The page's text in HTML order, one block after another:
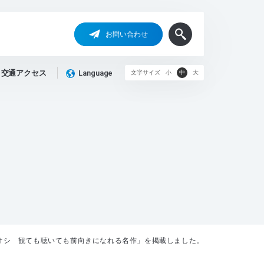
お問い合わせ
交通アクセス Language 文字サイズ 小 中 大
シ 観ても聴いても前向きになれる名作」を掲載しました。